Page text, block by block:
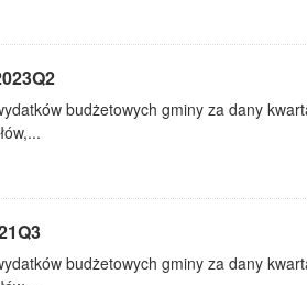
budżetowych gminy za dany
budżetowych gminy za dany